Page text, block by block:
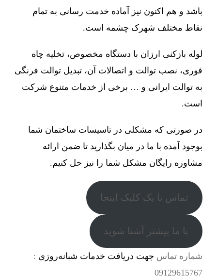
باشد و هم اکنون نیز آماده خدمت رسانی به تمام
نقاط مختلف شهرک چشمه است.
لوله بازکنی ارزان با دستگاه مخصوص، تخلیه چاه
فوری، نصب توالت و اتصالات آن، تبدیل توالت فرنگی
به توالت ایرانی و … برخی از خدمات متنوع شرکت
است.
در صورتی که مشکلی در تاسیسات ساختمان شما
بوجود آمده با ما در میان بگذارید تا ضمن ارائه
مشاوره رایگان مشکل شما را نیز حل کنیم.
تماس با یک کلیک اینجا
با ما بیشتر آشنا شوید
شماره تماس جهت دریافت خدمات شبانه‌روزی :
09129615767